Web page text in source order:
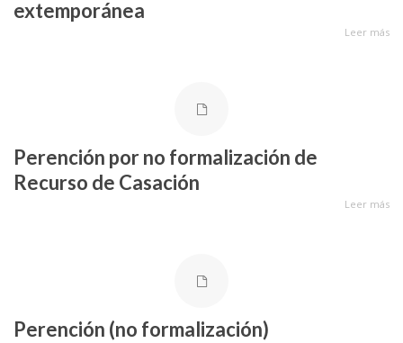
extemporánea
Leer más
Perención por no formalización de
Recurso de Casación
Leer más
Perención (no formalización)